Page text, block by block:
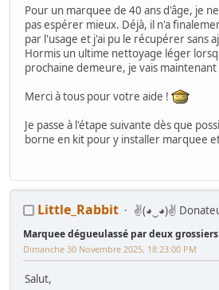
Pour un marquee de 40 ans d'âge, je
pas espérer mieux. Déjà, il n'a
par l'usage et j'ai pu le récupérer sans
Hormis un ultime nettoyage léger
prochaine demeure, je vais
Merci à tous pour votre aide !
Je passe à l'étape suivante dès que
borne en kit pour y installer marquee et
Little_Rabbit ✌(◕‿◕)✌
Marquee dégueulassé par deux
Dimanche 30 Novembre 2025, 18:23:00 PM
Salut,